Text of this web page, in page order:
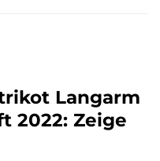
Langarm
2022: Zeige